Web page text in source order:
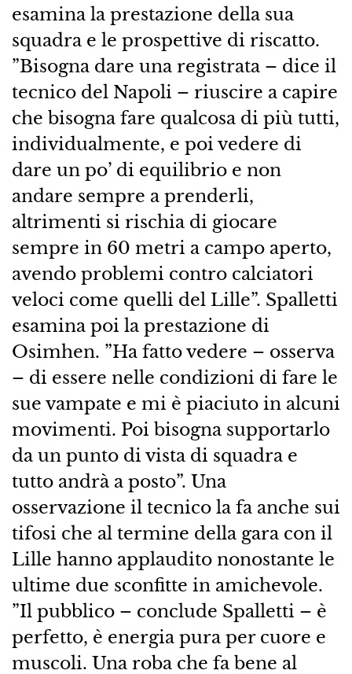
esamina la prestazione della sua
squadra e le prospettive di riscatto.
”Bisogna dare una registrata – dice il
tecnico del Napoli – riuscire a capire
che bisogna fare qualcosa di più tutti,
individualmente, e poi vedere di
dare un po’ di equilibrio e non
andare sempre a prenderli,
altrimenti si rischia di giocare
sempre in 60 metri a campo aperto,
avendo problemi contro calciatori
veloci come quelli del Lille”. Spalletti
esamina poi la prestazione di
Osimhen. ”Ha fatto vedere – osserva
– di essere nelle condizioni di fare le
sue vampate e mi è piaciuto in alcuni
movimenti. Poi bisogna supportarlo
da un punto di vista di squadra e
tutto andrà a posto”. Una
osservazione il tecnico la fa anche sui
tifosi che al termine della gara con il
Lille hanno applaudito nonostante le
ultime due sconfitte in amichevole.
”Il pubblico – conclude Spalletti – è
perfetto, è energia pura per cuore e
muscoli. Una roba che fa bene al